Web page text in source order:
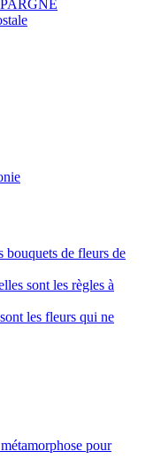
bouquets de fleurs de
sont les règles à
les fleurs qui ne
pour